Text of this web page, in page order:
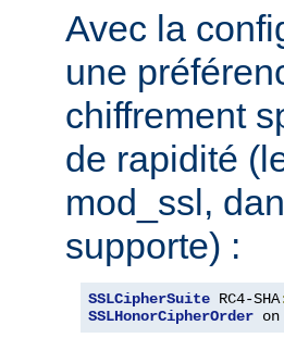
Avec la
une
chiffrement
de rapidité
mod_ssl,
supporte) :
SSLCipherSuite RC4-SHA:
SSLHonorCipherOrder on